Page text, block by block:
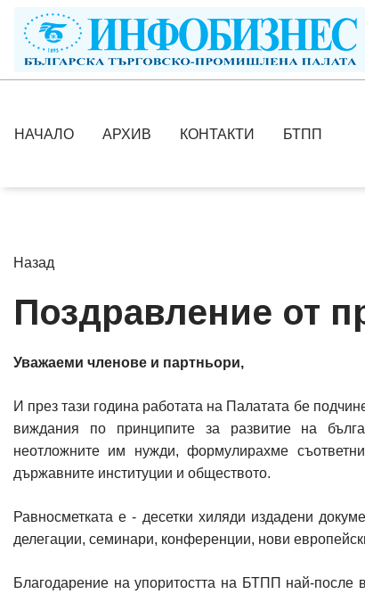
НАЧАЛО АРХИВ КОНТАКТИ БТПП
Назад
Поздравление от
Уважаеми членове и партньори,
И през тази година работата на Палатата бе
виждания по принципите за развитие на
неотложните им нужди, формулирахме
държавните институции и обществото.
Равносметката е - десетки хиляди издадени
делегации, семинари, конференции, нови
Благодарение на упоритостта на БТПП най-после